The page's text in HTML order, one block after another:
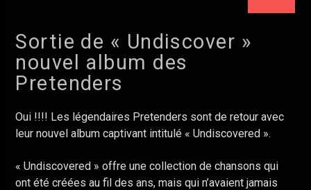
DAUGHTRY
ROCK
Sortie de « Undiscover »
nouvel album des
Pretenders
Oui !!!! Les légendaires Pretenders sont de retour avec
leur nouvel album captivant intitulé « Undiscovered ».
« Undiscovered » offre une collection de chansons qui
ont été créées au fil des ans, mais qui n’avaient jamais